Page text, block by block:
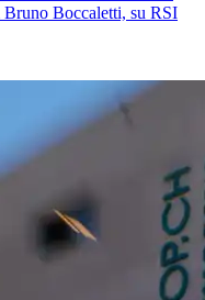
Bruno Boccaletti, su RSI